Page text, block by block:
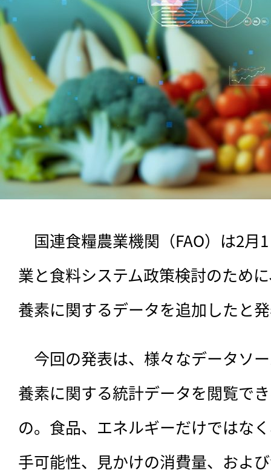
国連食糧農業機関（FAO）は2月
業と食料システム政策検討のため
養素に関するデータを追加したと
今回の発表は、 様々なデータソ
養素に関する統計データを閲覧で
の。食品、エネルギーだけではな
手可能性、見かけの消費量、およ